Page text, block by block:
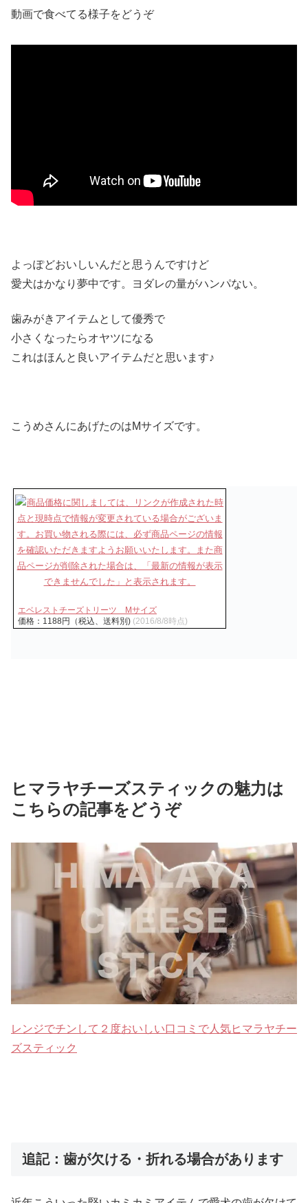
動画で食べてる様子をどうぞ
よっぽどおいしいんだと思うんですけど
愛犬はかなり夢中です。ヨダレの量がハンパない。
歯みがきアイテムとして優秀で
小さくなったらオヤツになる
これはほんと良いアイテムだと思います♪
こうめさんにあげたのはMサイズです。
エベレストチーズトリーツ Mサイズ
価格：1188円（税込、送料別) (2016/8/8時点)
ヒマラヤチーズスティックの魅力は
こちらの記事をどうぞ
レンジでチンして２度おいしい口コミで人気ヒマラヤチー
ズスティック
追記：歯が欠ける・折れる場合があります